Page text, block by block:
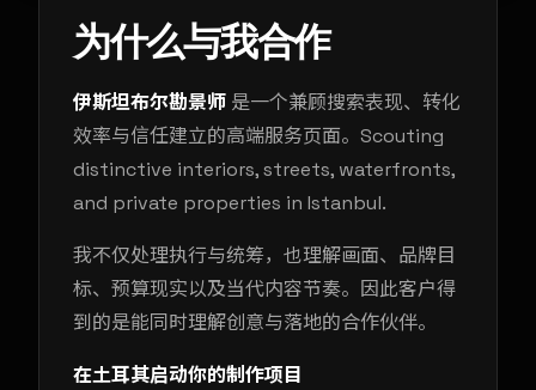
为什么与我合作
伊斯坦布尔勘景师 是一个兼顾搜索表现、转化
效率与信任建立的高端服务页面。Scouting
distinctive interiors, streets, waterfronts,
and private properties in Istanbul.
我不仅处理执行与统筹，也理解画面、品牌目
标、预算现实以及当代内容节奏。因此客户得
到的是能同时理解创意与落地的合作伙伴。
在土耳其启动你的制作项目